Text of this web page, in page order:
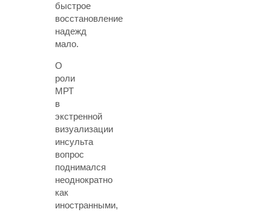
быстрое
восстановление
надежд
мало.
О
роли
МРТ
в
экстренной
визуализации
инсульта
вопрос
поднимался
неоднократно
как
иностранными,